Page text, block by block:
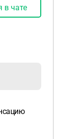
в чате